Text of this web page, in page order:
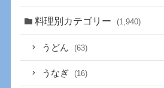
料理別カテゴリー (1,940)
うどん (63)
うなぎ (16)